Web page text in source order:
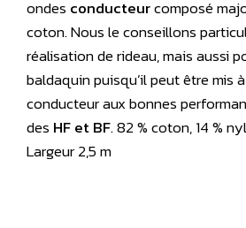
ondes conducteurcomposé
coton. Nous le conseillons
réalisation de rideau, mais aussi
baldaquin puisqu’il peut être mis
conducteur aux bonnes
des HF et BF. 82 % coton, 14 %
Largeur 2,5 m